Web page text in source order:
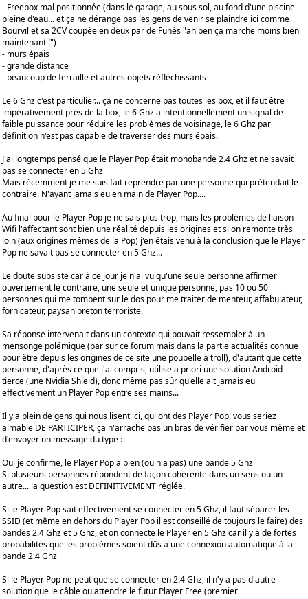
- Freebox mal positionnée (dans le garage, au sous sol, au fond d'une piscine
pleine d'eau... et ça ne dérange pas les gens de venir se plaindre ici comme
Bourvil et sa 2CV coupée en deux par de Funès "ah ben ça marche moins bien
maintenant !")
- murs épais
- grande distance
- beaucoup de ferraille et autres objets réfléchissants
Le 6 Ghz c'est particulier... ça ne concerne pas toutes les box, et il faut être
impérativement près de la box, le 6 Ghz a intentionnellement un signal de
faible puissance pour réduire les problèmes de voisinage, le 6 Ghz par
définition n'est pas capable de traverser des murs épais.
J'ai longtemps pensé que le Player Pop était monobande 2.4 Ghz et ne savait
pas se connecter en 5 Ghz
Mais récemment je me suis fait reprendre par une personne qui prétendait le
contraire. N'ayant jamais eu en main de Player Pop....
Au final pour le Player Pop je ne sais plus trop, mais les problèmes de liaison
Wifi l'affectant sont bien une réalité depuis les origines et si on remonte très
loin (aux origines mêmes de la Pop) j'en étais venu à la conclusion que le Player
Pop ne savait pas se connecter en 5 Ghz...
Le doute subsiste car à ce jour je n'ai vu qu'une seule personne affirmer
ouvertement le contraire, une seule et unique personne, pas 10 ou 50
personnes qui me tombent sur le dos pour me traiter de menteur, affabulateur,
fornicateur, paysan breton terroriste.
Sa réponse intervenait dans un contexte qui pouvait ressembler à un
mensonge polémique (par sur ce forum mais dans la partie actualités connue
pour être depuis les origines de ce site une poubelle à troll), d'autant que cette
personne, d'après ce que j'ai compris, utilise a priori une solution Android
tierce (une Nvidia Shield), donc même pas sûr qu'elle ait jamais eu
effectivement un Player Pop entre ses mains...
Il y a plein de gens qui nous lisent ici, qui ont des Player Pop, vous seriez
aimable DE PARTICIPER, ça n'arrache pas un bras de vérifier par vous même et
d'envoyer un message du type :
Oui je confirme, le Player Pop a bien (ou n'a pas) une bande 5 Ghz
Si plusieurs personnes répondent de façon cohérente dans un sens ou un
autre... la question est DEFINITIVEMENT réglée.
Si le Player Pop sait effectivement se connecter en 5 Ghz, il faut séparer les
SSID (et même en dehors du Player Pop il est conseillé de toujours le faire) des
bandes 2.4 Ghz et 5 Ghz, et on connecte le Player en 5 Ghz car il y a de fortes
probabilités que les problèmes soient dûs à une connexion automatique à la
bande 2.4 Ghz
Si le Player Pop ne peut que se connecter en 2.4 Ghz, il n'y a pas d'autre
solution que le câble ou attendre le futur Player Free (premier